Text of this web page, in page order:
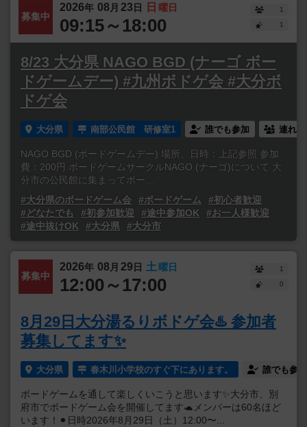
募集中
2026年 08 月 23日 日 曜日
09:15～18:00
1
1
8/23 大分県 NAGO BGD (ナーゴ ボー
ドゲームデー) #九州ボドゲ会 #大分ボ
ドゲ会
大分県 南部公民館 研修室1 誰でも参加 連れ
NAGO BGD (ボードゲームデー) 場所、日時：上記参照 参加
費：200円 ボードゲームサークルNAGO (ナーゴ)について 大
分市の公民館に集まってボー...
#大分県のボードゲーム会
#ボードゲーム
#初心者歓迎
#どなたでも
#初参加歓迎 #途中参加OK
#お一人様歓迎
#途中抜けOK
#大分県 #大分市
募集中
2026年 08 月 29日 土曜日
12:00～17:00
1
0
8月29日大分湯るりボドゲ会♨️ 参加者
募集してます✨
大分県 春木川小学校のすぐ下にあります。 誰でも参加
ボードゲームを通して楽しくいこうと思います✨大分市、別
府市でボードゲーム会を開催してます🐢メンバーは60名ほど
います！⚫︎日時2026年8月29日（土）12:00〜...